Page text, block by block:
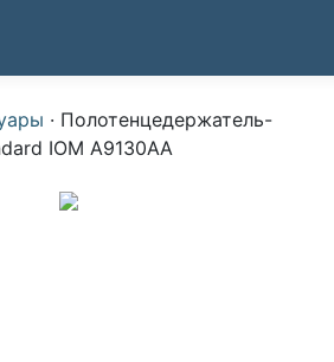
· Полотенцедержатель-
IOM A9130AA